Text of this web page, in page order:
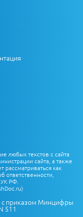
любых текстов с сайта
сайта, а также
рассматриваться как
ответственности,
УК РФ.
с приказом Минцифры
511